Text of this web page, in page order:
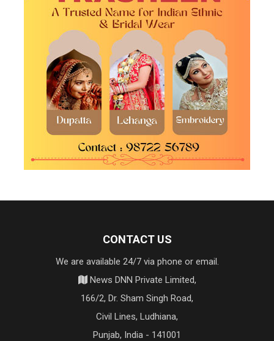
CONTACT US
We are available 24/7 via phone or email.
News DNN Private Limited,
166/2, Dr. Sham Singh Road,
Civil Lines, Ludhiana,
Punjab, India - 141001